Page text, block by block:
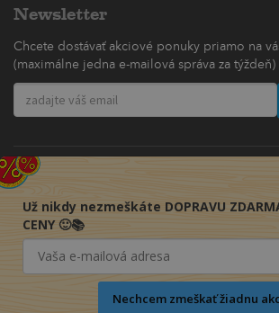
Newsletter
Chcete dostávať akciové ponuky priamo na
(maximálne jedna e-mailová správa za týždeň)
Už nikdy nezmeškáte DOPRAVU
CENY 🙂📚
Nechcem zmeškať žiadnu